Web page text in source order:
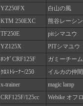
YZ250FX 白山の風
KTM 250EXC 熊谷レーシ
TF250E pitシマユウ
YZ125X PITシマユウ
ﾎﾝﾀﾞCRF125F ガミーチーム
ｸﾛｽﾄﾚｰﾅｰ/250 イルカの仲
x-trainer magic lamp
CRF125F/125cc Webike オフ